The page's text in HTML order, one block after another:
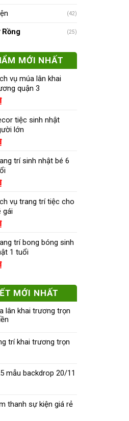
(42)
(25)
MỚI NHẤT
vụ múa lân khai
quận 3
tiệc sinh nhật
lớn
trí sinh nhật bé 6
vụ trang trí tiệc cho
gái
trí bong bóng sinh
1 tuổi
MỚI NHẤT
lân khai trương trọn
trí khai trương trọn
mẫu backdrop 20/11
thanh sự kiện giá rẻ